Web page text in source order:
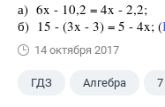
а) 6x - 10,2 = 4x - 2,2;
б) 15 - (3x - 3) = 5 - 4x; (
14 октября 2017
ГДЗ Алгебра